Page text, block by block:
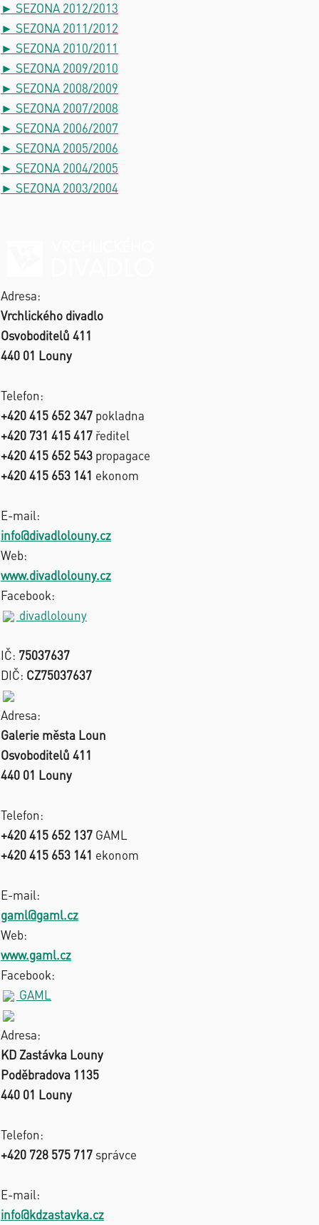
► SEZONA 2012/2013
► SEZONA 2011/2012
► SEZONA 2010/2011
► SEZONA 2009/2010
► SEZONA 2008/2009
► SEZONA 2007/2008
► SEZONA 2006/2007
► SEZONA 2005/2006
► SEZONA 2004/2005
► SEZONA 2003/2004
Adresa:
Vrchlického divadlo
Osvoboditelů 411
440 01 Louny
Telefon:
+420 415 652 347 pokladna
+420 731 415 417 ředitel
+420 415 652 543 propagace
+420 415 653 141 ekonom
E-mail:
info@divadlolouny.cz
Web:
www.divadlolouny.cz
Facebook:
divadlolouny
IČ: 75037637
DIČ: CZ75037637
Adresa:
Galerie města Loun
Osvoboditelů 411
440 01 Louny
Telefon:
+420 415 652 137 GAML
+420 415 653 141 ekonom
E-mail:
gaml@gaml.cz
Web:
www.gaml.cz
Facebook:
GAML
Adresa:
KD Zastávka Louny
Poděbradova 1135
440 01 Louny
Telefon:
+420 728 575 717 správce
E-mail:
info@kdzastavka.cz